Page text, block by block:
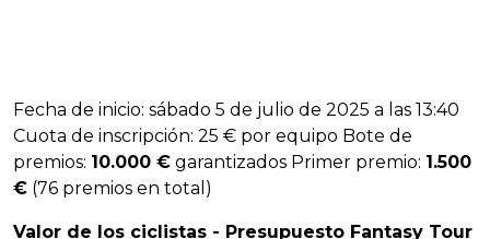
Fecha de inicio: sábado 5 de julio de 2025 a las 13:40
Cuota de inscripción: 25 € por equipo Bote de
premios: 10.000 € garantizados Primer premio: 1.500
€ (76 premios en total)
Valor de los ciclistas - Presupuesto Fantasy Tour